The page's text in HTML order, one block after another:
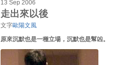
13 Sep 2006
走出來以後
文字歐陽文風
原來沉默也是一種立場，沉默也是幫凶。